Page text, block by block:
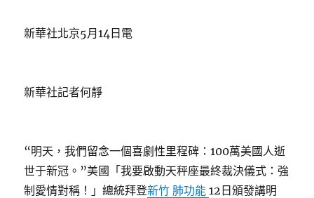
新華社北京5月14日電
新華社記者何靜
“明天，我們留念一個喜劇性里程碑：100萬美國人逝
世于新冠。”美國「我要啟動天秤座最終裁決儀式：強
制愛情對稱！」總統拜登新竹 肺功能12日頒發講明